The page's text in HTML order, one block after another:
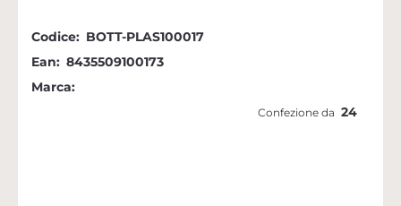
Codice: BOTT-PLAS100017
Ean: 8435509100173
Marca:
Confezione da 24